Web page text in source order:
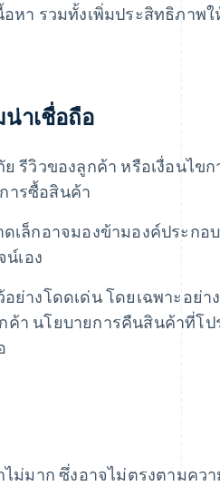
หา รวมทั้งเพิ่มประสิทธิภาพ
าเชื่อถือ
รีวิวของลูกค้า หรือเงื่อนไข
ารซื้อสินค้า
เล็กอาจมองข้ามองค์ประกอ
เอง
างโดดเด่น โดยเฉพาะอย่า
ค้า นโยบายการคืนสินค้าที่โ
ไม่มาก ซึ่งอาจไม่ตรงตามคว